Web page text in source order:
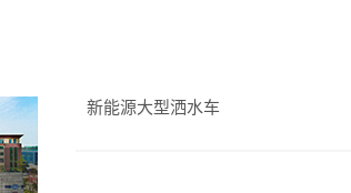
新能源大型洒水车